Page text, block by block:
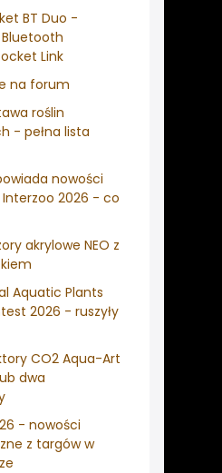
BT Duo -
Link
na forum
roślin
- pełna lista
nowości
2026 - co
akrylowe NEO z
Aquatic Plants
2026 - ruszyły
CO2 Aqua-Art
dwa
- nowości
z targów w